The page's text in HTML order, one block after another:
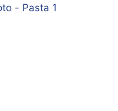
- Pasta 1